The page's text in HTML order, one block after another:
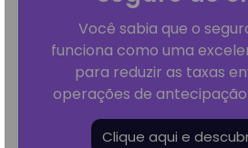
Você sabia que o
funciona como uma
para reduzir as taxas
operações de
Clique aqui e